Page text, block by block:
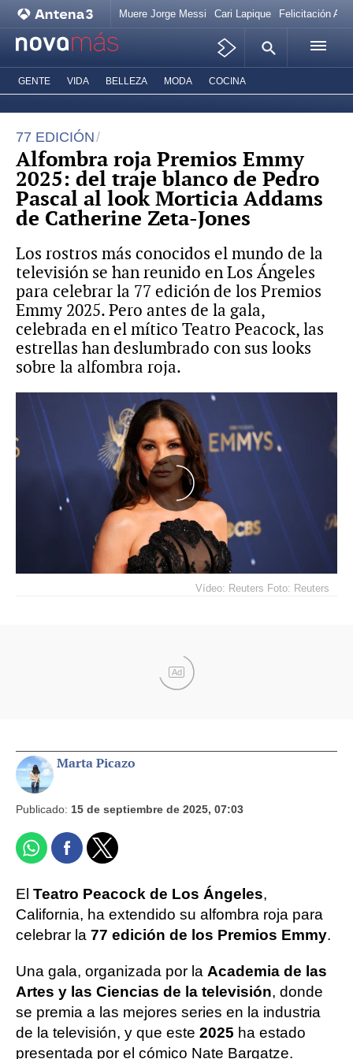
Muere Jorge Messi Cari Lapique Felicitación
GENTE VIDA BELLEZA MODA COCINA
77 EDICIÓN
Alfombra roja Premios Emmy
2025: del traje blanco de Pedro
Pascal al look Morticia Addams
de Catherine Zeta-Jones
Los rostros más conocidos el mundo de la
televisión se han reunido en Los Ángeles
para celebrar la 77 edición de los Premios
Emmy 2025. Pero antes de la gala,
celebrada en el mítico Teatro Peacock, las
estrellas han deslumbrado con sus looks
sobre la alfombra roja.
Vídeo: Reuters Foto: Reuters
Ad
Marta Picazo
Publicado: 15 de septiembre de 2025, 07:03
El Teatro Peacock de Los Ángeles,
California, ha extendido su alfombra roja para
celebrar la 77 edición de los Premios Emmy.
Una gala, organizada por la Academia de las
Artes y las Ciencias de la televisión, donde
se premia a las mejores series en la industria
de la televisión, y que este 2025 ha estado
presentada por el cómico Nate Bargatze.